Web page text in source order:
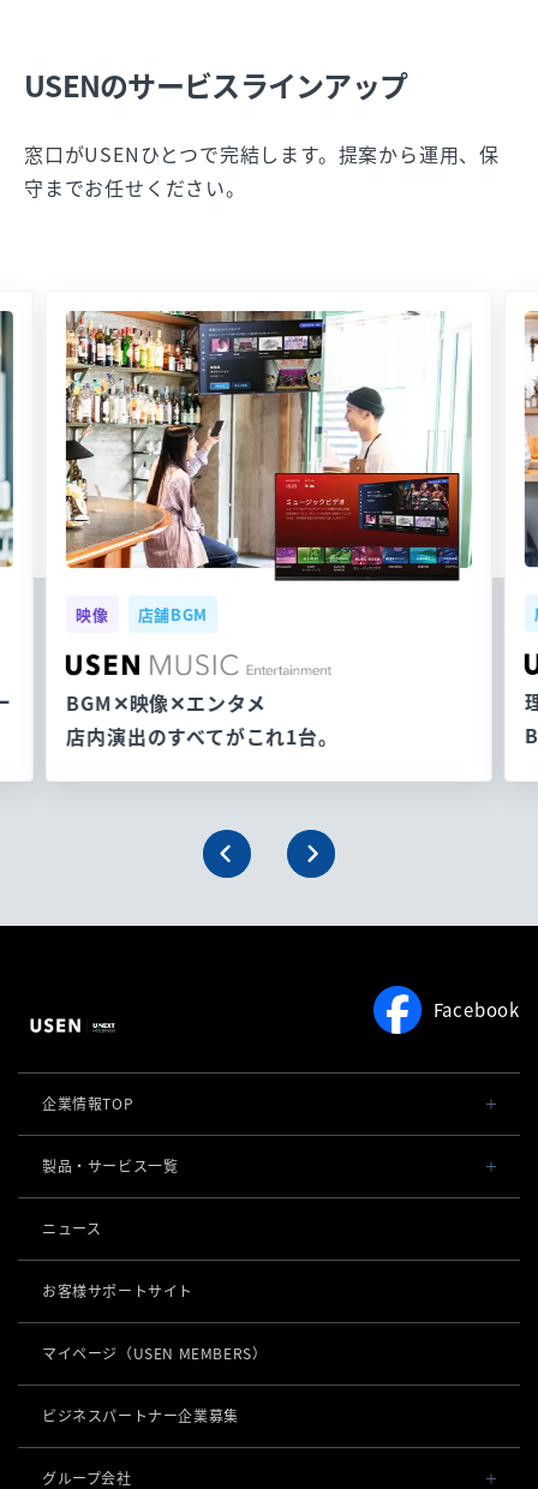
USENのサービスラインアップ
窓口がUSENひとつで完結します。提案から運用、保
守までお任せください。
映像 店舗BGM
BGM✕映像✕エンタメ
店内演出のすべてがこれ1台。
Facebook
企業情報TOP
会社概要・役員一覧
社長メッセージ
事業所一覧
店舗DX
製品・サービス一覧
POSレジ 他
USENセルフレジ
USENレジTAB STORE
オーダーシステム
USEN ハンディ
USEN Mobile Order
USEN Tablet Order
キャッシュレス決済
USEN PAY
USEN PAY
ロボティクス
KettyBot Pro（配膳）
導入事例
ニュース
お客様サポートサイト
マイページ （USEN MEMBERS）
ビジネスパートナー企業募集
グループ会社